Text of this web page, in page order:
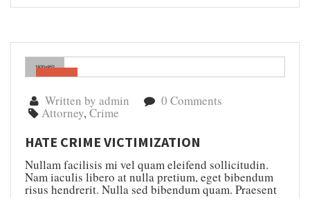
Gen
04
Written by admin 0 Comments
Attorney,Crime
HATE CRIME VICTIMIZATION
Nullam facilisis mi vel quam eleifend sollicitudin.
Nam iaculis libero at nulla pretium, eget bibendum
risus hendrerit. Nulla sed bibendum quam. Praesent